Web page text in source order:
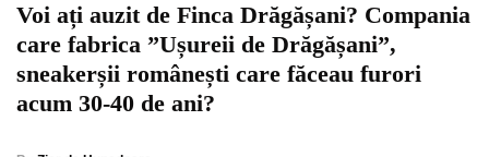
Voi ați auzit de Finca Drăgășani? Compania
care fabrica ”Ușureii de Drăgășani”,
sneakerșii românești care făceau furori
acum 30-40 de ani?